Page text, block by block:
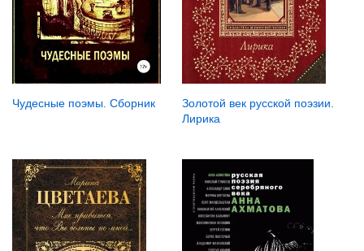
Чудесные поэмы. Сборник
Золотой век русской поэзии.
Лирика